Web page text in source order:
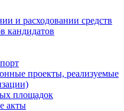
и расходовании средств
кандидатов
проекты, реализуемые
площадок
акты